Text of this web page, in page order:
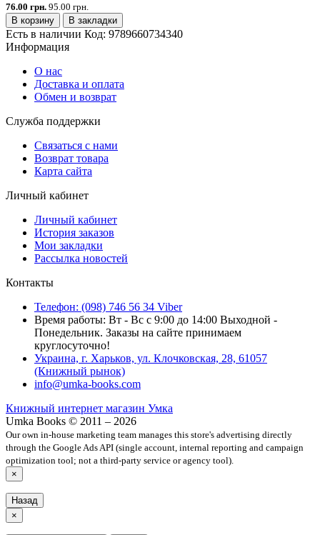
76.00 грн. 95.00 грн.
В корзину
В закладки
Есть в наличии Код: 9789660734340
Информация
О нас
Доставка и оплата
Обмен и возврат
Служба поддержки
Связаться с нами
Возврат товара
Карта сайта
Личный кабинет
Личный кабинет
История заказов
Мои закладки
Рассылка новостей
Контакты
Телефон: (098) 746 56 34 Viber
Время работы: Вт - Вс с 9:00 до 14:00 Выходной -
Понедельник. Заказы на сайте принимаем
круглосуточно!
Украина, г. Харьков, ул. Клочковская, 28, 61057
(Книжный рынок)
info@umka-books.com
Книжный интернет магазин Умка
Umka Books © 2011 – 2026
Our own in-house marketing team manages this store's advertising directly
through the Google Ads API (single account, internal reporting and campaign
optimization tool; not a third-party service or agency tool).
×
Назад
×